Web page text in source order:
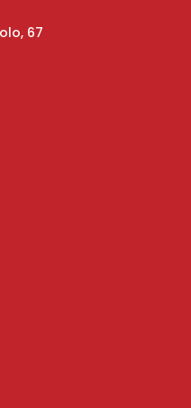
67